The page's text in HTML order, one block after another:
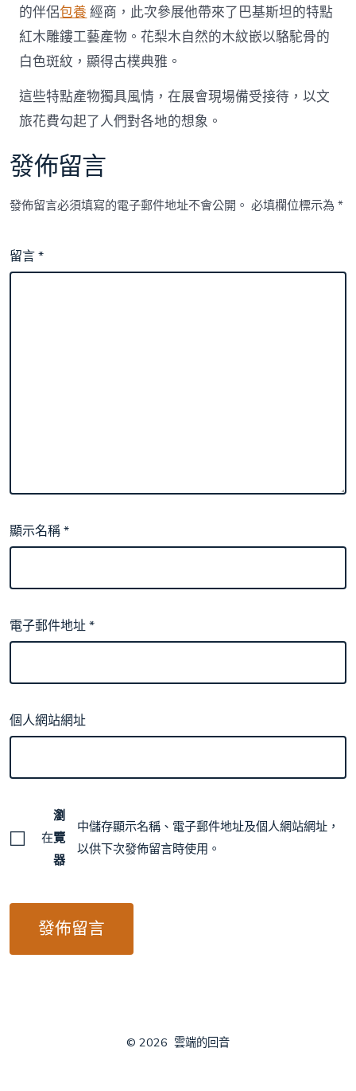
的伴侶包養 經商，此次參展他帶來了巴基斯坦的特點
紅木雕鏤工藝產物。花梨木自然的木紋嵌以駱駝骨的
白色斑紋，顯得古樸典雅。
這些特點產物獨具風情，在展會現場備受接待，以文
旅花費勾起了人們對各地的想象。
發佈留言
發佈留言必須填寫的電子郵件地址不會公開。 必填欄位標示為*
留言*
顯示名稱*
電子郵件地址*
個人網站網址
在
瀏
覽
器
中儲存顯示名稱、電子郵件地址及個人網站網址，
以供下次發佈留言時使用。
© 2026 雲端的回音